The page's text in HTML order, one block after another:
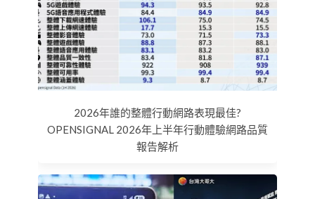
2026年誰的整體行動網路表現最佳?
OPENSIGNAL 2026年上半年行動體驗網路品質
報告解析